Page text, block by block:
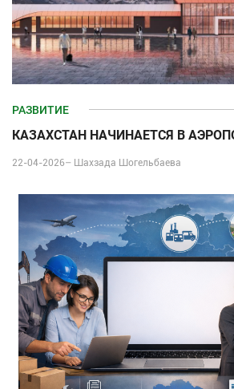
РАЗВИТИЕ
КАЗАХСТАН НАЧИНАЕТСЯ В
22-04-2026– Шахзада Шогельбаева